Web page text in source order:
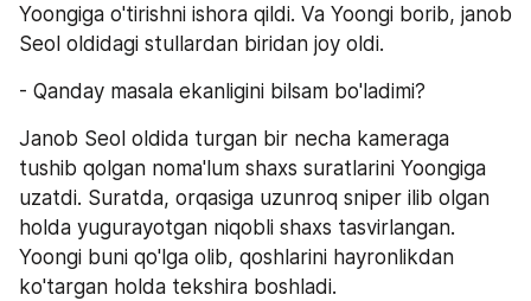
Yoongiga o'tirishni ishora qildi. Va Yoongi borib, janob
Seol oldidagi stullardan biridan joy oldi.
- Qanday masala ekanligini bilsam bo'ladimi?
Janob Seol oldida turgan bir necha kameraga
tushib qolgan noma'lum shaxs suratlarini Yoongiga
uzatdi. Suratda, orqasiga uzunroq sniper ilib olgan
holda yugurayotgan niqobli shaxs tasvirlangan.
Yoongi buni qo'lga olib, qoshlarini hayronlikdan
ko'targan holda tekshira boshladi.